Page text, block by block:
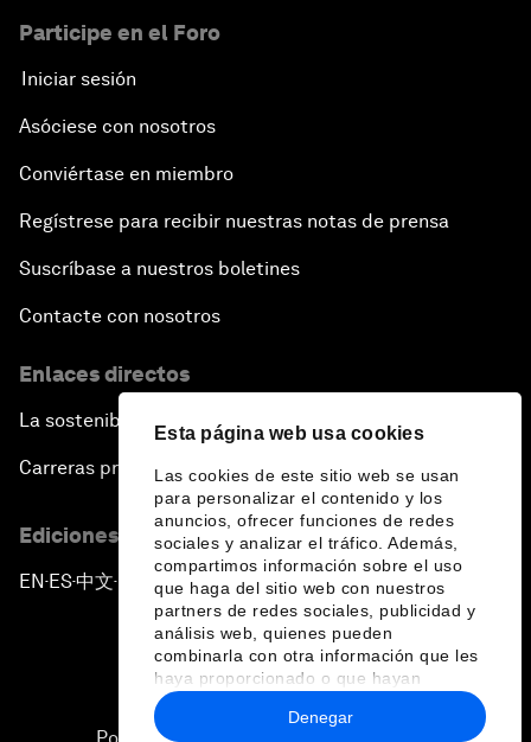
Esta página web usa cookies
Las cookies de este sitio web se usan
para personalizar el contenido y los
anuncios, ofrecer funciones de redes
sociales y analizar el tráfico. Además,
compartimos información sobre el uso
que haga del sitio web con nuestros
partners de redes sociales, publicidad y
análisis web, quienes pueden
combinarla con otra información que les
haya proporcionado o que hayan
recopilado a partir del uso que haya
hecho de sus servicios.
Denegar
Participe en el Foro
Iniciar sesión
Asóciese con nosotros
Conviértase en miembro
Regístrese para recibir nuestras notas de prensa
Suscríbase a nuestros boletines
Contacte con nosotros
Enlaces directos
La sostenibilidad en el Foro
Carreras profesionales
Ediciones en otros idiomas
EN ▪ES▪中文▪ 日本語